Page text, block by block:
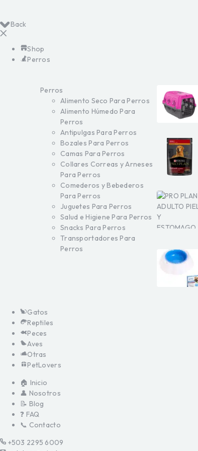
Back
Shop
Perros
Perros
Alimento Seco Para Perros
Alimento Húmedo Para
Perros
Antipulgas Para Perros
Bozales Para Perros
Camas Para Perros
Collares Correas y Arneses
Para Perros
Comederos y Bebederos
Para Perros
Juguetes Para Perros
Salud e Higiene Para Perros
Snacks Para Perros
Transportadores Para
Perros
Gatos
Reptiles
Peces
Aves
Otras
PetLovers
🏠 Inicio
👤 Nosotros
📝 Blog
❓ FAQ
📞 Contacto
+503 2295 6009